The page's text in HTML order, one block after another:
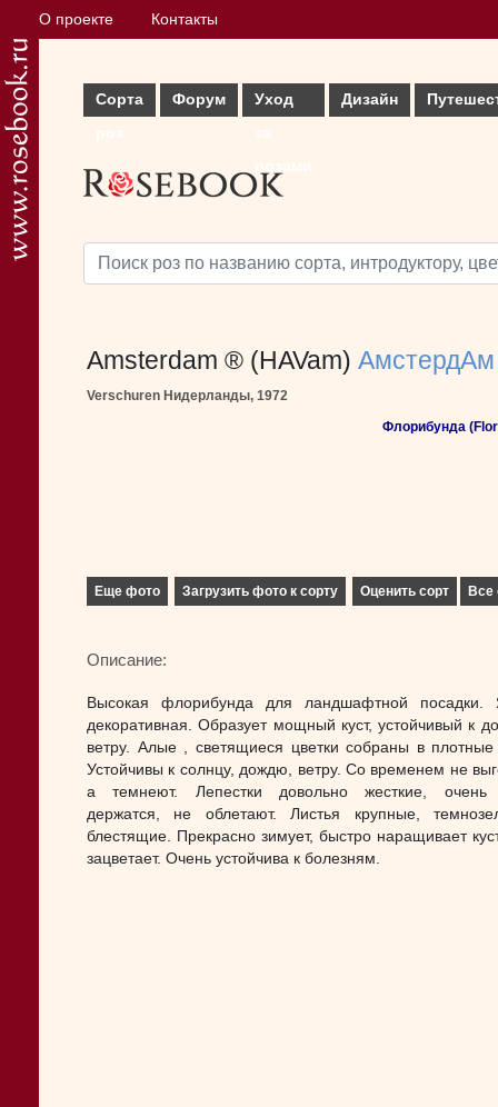
О проекте Контакты
Сорта
Форум
Уход
Дизайн
Amsterdam ® (HAVam) АмстердАм
Verschuren Нидерланды, 1972
Флорибунда
Еще фото Загрузить фото к сорту Оценить сорт Все
Описание:
Высокая флорибунда для ландшафтной посадки.
декоративная. Образует мощный куст, устойчивый к
ветру. Алые , светящиеся цветки собраны в плотные
Устойчивы к солнцу, дождю, ветру. Со временем не
а темнеют. Лепестки довольно жесткие, очень
держатся, не облетают. Листья крупные,
блестящие. Прекрасно зимует, быстро наращивает
зацветает. Очень устойчива к болезням.